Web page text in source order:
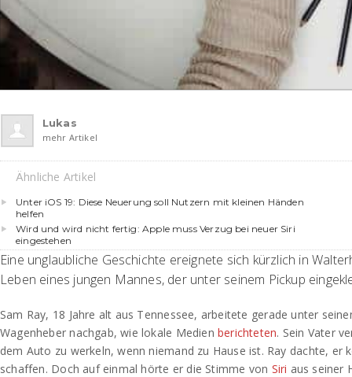
Lukas
mehr Artikel
Ähnliche Artikel
Unter iOS 19: Diese Neuerung soll Nutzern mit kleinen Händen
helfen
Wird und wird nicht fertig: Apple muss Verzug bei neuer Siri
eingestehen
Eine unglaubliche Geschichte ereignete sich kürzlich in
Leben eines jungen Mannes, der unter seinem Pickup
Sam Ray, 18 Jahre alt aus Tennessee, arbeitete gerade unter
Wagenheber nachgab, wie lokale Medien berichteten. Sein Vater
dem Auto zu werkeln, wenn niemand zu Hause ist. Ray dachte, er
schaffen. Doch auf einmal hörte er die Stimme von Siri aus seiner